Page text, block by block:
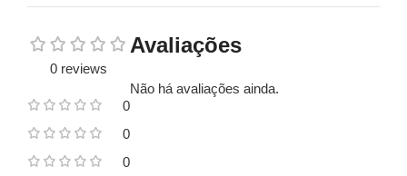
0 reviews
0
0
0
Avaliações
Não há avaliações ainda.